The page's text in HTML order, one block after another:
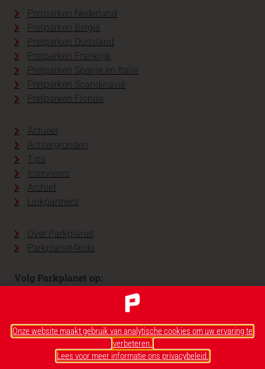
Pretparken Nederland
Pretparken België
Pretparken Duitsland
Pretparken Frankrijk
Pretparken Spanje en Italië
Pretparken Scandinavië
Pretparken Florida
Actueel
Achtergronden
Tips
Interviews
Archief
Linkpartners
Over Parkplanet
Parkplanet4kids
Volg Parkplanet op:
Onze website maakt gebruik van analytische cookies om uw ervaring te
verbeteren.
Lees voor meer informatie ons privacybeleid.